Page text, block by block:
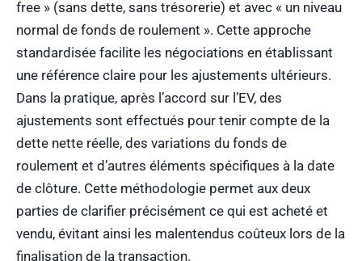
free » (sans dette, sans trésorerie) et avec « un niveau
normal de fonds de roulement ». Cette approche
standardisée facilite les négociations en établissant
une référence claire pour les ajustements ultérieurs.
Dans la pratique, après l’accord sur l’EV, des
ajustements sont effectués pour tenir compte de la
dette nette réelle, des variations du fonds de
roulement et d’autres éléments spécifiques à la date
de clôture. Cette méthodologie permet aux deux
parties de clarifier précisément ce qui est acheté et
vendu, évitant ainsi les malentendus coûteux lors de la
finalisation de la transaction.